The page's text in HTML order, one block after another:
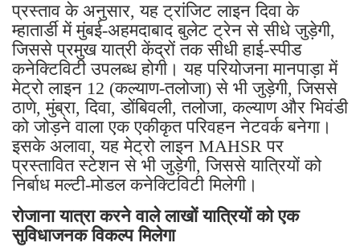
प्रस्ताव के अनुसार, यह ट्रांजिट लाइन दिवा के
म्हातार्डी में मुंबई-अहमदाबाद बुलेट ट्रेन से सीधे जुड़ेगी,
जिससे प्रमुख यात्री केंद्रों तक सीधी हाई-स्पीड
कनेक्टिविटी उपलब्ध होगी। यह परियोजना मानपाड़ा में
मेट्रो लाइन 12 (कल्याण-तलोजा) से भी जुड़ेगी, जिससे
ठाणे, मुंब्रा, दिवा, डोंबिवली, तलोजा, कल्याण और भिवंडी
को जोड़ने वाला एक एकीकृत परिवहन नेटवर्क बनेगा।
इसके अलावा, यह मेट्रो लाइन MAHSR पर
प्रस्तावित स्टेशन से भी जुड़ेगी, जिससे यात्रियों को
निर्बाध मल्टी-मोडल कनेक्टिविटी मिलेगी।
रोजाना यात्रा करने वाले लाखों यात्रियों को एक
सुविधाजनक विकल्प मिलेगा